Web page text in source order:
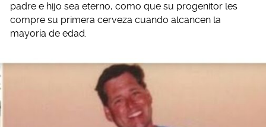
padre e hijo sea eterno, como que su progenitor les
compre su primera cerveza cuando alcancen la
mayoría de edad.